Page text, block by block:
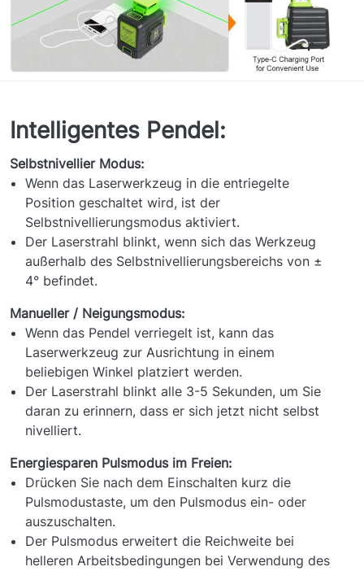
Intelligentes Pendel:
Selbstnivellier Modus:
Wenn das Laserwerkzeug in die entriegelte
Position geschaltet wird, ist der
Selbstnivellierungsmodus aktiviert.
Der Laserstrahl blinkt, wenn sich das Werkzeug
außerhalb des Selbstnivellierungsbereichs von ±
4° befindet.
Manueller / Neigungsmodus:
Wenn das Pendel verriegelt ist, kann das
Laserwerkzeug zur Ausrichtung in einem
beliebigen Winkel platziert werden.
Der Laserstrahl blinkt alle 3-5 Sekunden, um Sie
daran zu erinnern, dass er sich jetzt nicht selbst
nivelliert.
Energiesparen Pulsmodus im Freien:
Drücken Sie nach dem Einschalten kurz die
Pulsmodustaste, um den Pulsmodus ein- oder
auszuschalten.
Der Pulsmodus erweitert die Reichweite bei
helleren Arbeitsbedingungen bei Verwendung des